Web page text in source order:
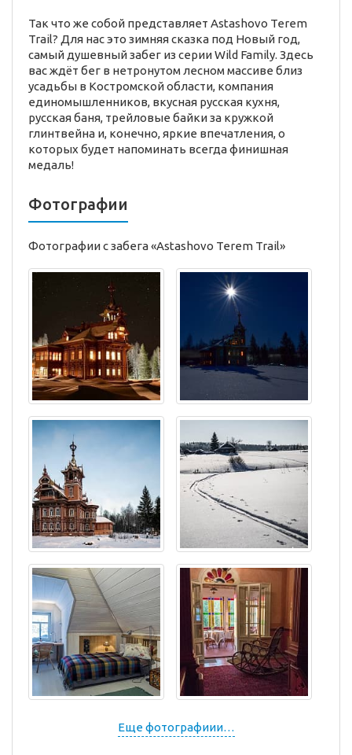
Так что же собой представляет Astashovo Terem
Trail? Для нас это зимняя сказка под Новый год,
самый душевный забег из серии Wild Family. Здесь
вас ждёт бег в нетронутом лесном массиве близ
усадьбы в Костромской области, компания
единомышленников, вкусная русская кухня,
русская баня, трейловые байки за кружкой
глинтвейна и, конечно, яркие впечатления, о
которых будет напоминать всегда финишная
медаль!
Фотографии
Фотографии с забега «Astashovo Terem Trail»
Еще фотографиии…